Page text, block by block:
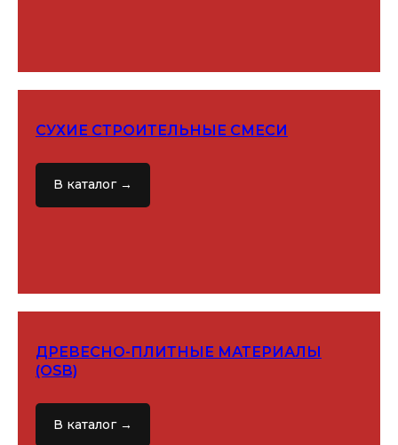
СУХИЕ СТРОИТЕЛЬНЫЕ СМЕСИ
В каталог →
ДРЕВЕСНО-ПЛИТНЫЕ МАТЕРИАЛЫ
(OSB)
В каталог →